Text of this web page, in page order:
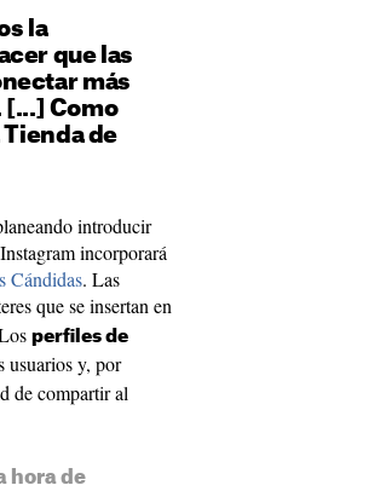
la
que las
más
[...] Como
de
introducir
incorporará
Cándidas. Las
que se insertan en
perfiles de
usuarios y, por
de compartir al
hora de